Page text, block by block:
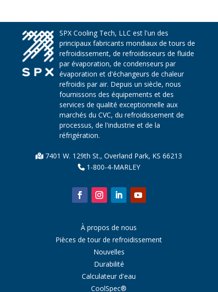
SPX Cooling Tech, LLC est l'un des
principaux fabricants mondiaux de tours de
refroidissement, de refroidisseurs de fluide
par évaporation, de condenseurs par
évaporation et d'échangeurs de chaleur
refroidis par air. Depuis un siècle, nous
fournissons des équipements et des
services de qualité exceptionnelle aux
marchés du CVC, du refroidissement de
processus, de l'industrie et de la
réfrigération.
7401 W. 129th St., Overland Park, KS 66213
1-800-4-MARLEY
À propos de nous
Pièces de tour de refroidissement
Nouvelles
Durabilité
Calculateur d'eau
CoolSpec®